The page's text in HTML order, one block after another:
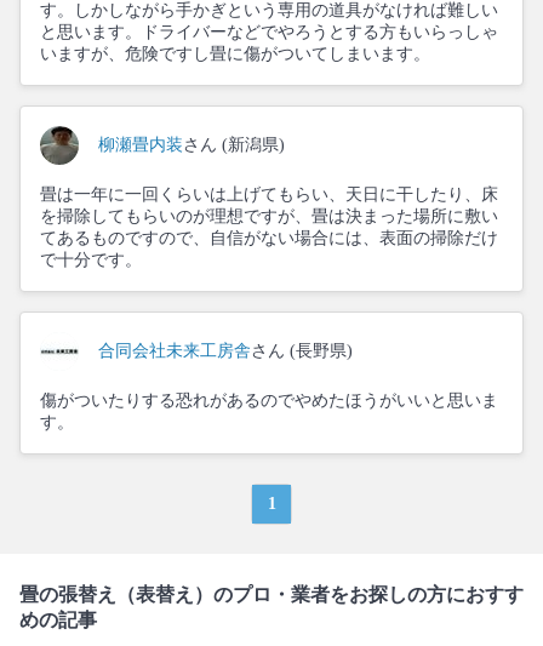
す。しかしながら手かぎという専用の道具がなければ難しい
と思います。ドライバーなどでやろうとする方もいらっしゃ
いますが、危険ですし畳に傷がついてしまいます。
柳瀬畳内装 さん (新潟県)
畳は一年に一回くらいは上げてもらい、天日に干したり、床
を掃除してもらいのが理想ですが、畳は決まった場所に敷い
てあるものですので、自信がない場合には、表面の掃除だけ
で十分です。
合同会社未来工房舎 さん (長野県)
傷がついたりする恐れがあるのでやめたほうがいいと思いま
す。
1
畳の張替え（表替え）のプロ・業者をお探しの方におすす
めの記事